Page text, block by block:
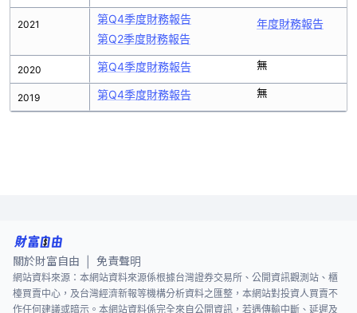
2021
2020
2019
第Q4季度財務報告
第Q2季度財務報告
年度財務報告
第Q4季度財務報告 無
第Q4季度財務報告 無
關於財富自由 免責聲明
網站資料來源：本網站資料來源係根據台灣證券交易所、公開資訊觀測站、櫃
檯買賣中心，及台灣經濟新報等機構分析資料之匯整，本網站對投資人買賣不
作任何建議或暗示。本網站資料係完全來自公開資訊，若遇傳輸中斷、延遲及